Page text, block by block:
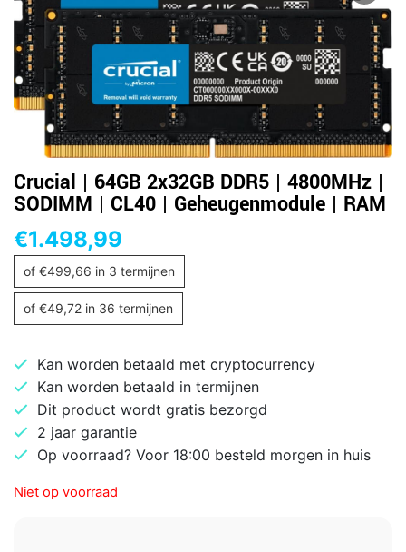
Crucial | 64GB 2x32GB DDR5 | 4800MHz |
SODIMM | CL40 | Geheugenmodule | RAM
€1.498,99
of €499,66 in 3 termijnen
of €49,72 in 36 termijnen
Kan worden betaald met cryptocurrency
Kan worden betaald in termijnen
Dit product wordt gratis bezorgd
2 jaar garantie
Op voorraad? Voor 18:00 besteld morgen in huis
Niet op voorraad